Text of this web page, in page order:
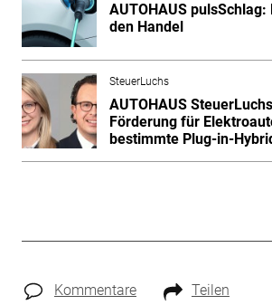
AUTOHAUS
den Handel
SteuerLuchs
AUTOHAUS
Förderung für
bestimmte Plug-in-
Kommentare Teilen